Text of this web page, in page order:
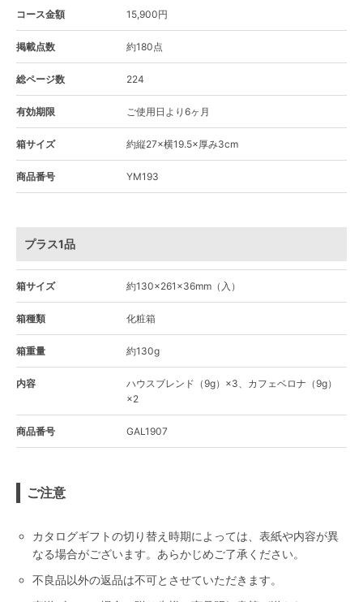
コース金額 15,900円
掲載点数 約180点
総ページ数 224
有効期限 ご使用日より6ヶ月
箱サイズ 約縦27×横19.5×厚み3cm
商品番号 YM193
プラス1品
箱サイズ 約130×261×36mm（入）
箱種類 化粧箱
箱重量 約130g
内容
ハウスブレンド（9g）×3、カフェベロナ（9g）
×2
商品番号 GAL1907
ご注意
カタログギフトの切り替え時期によっては、表紙や内容が異
なる場合がございます。あらかじめご了承ください。
不良品以外の返品は不可とさせていただきます。